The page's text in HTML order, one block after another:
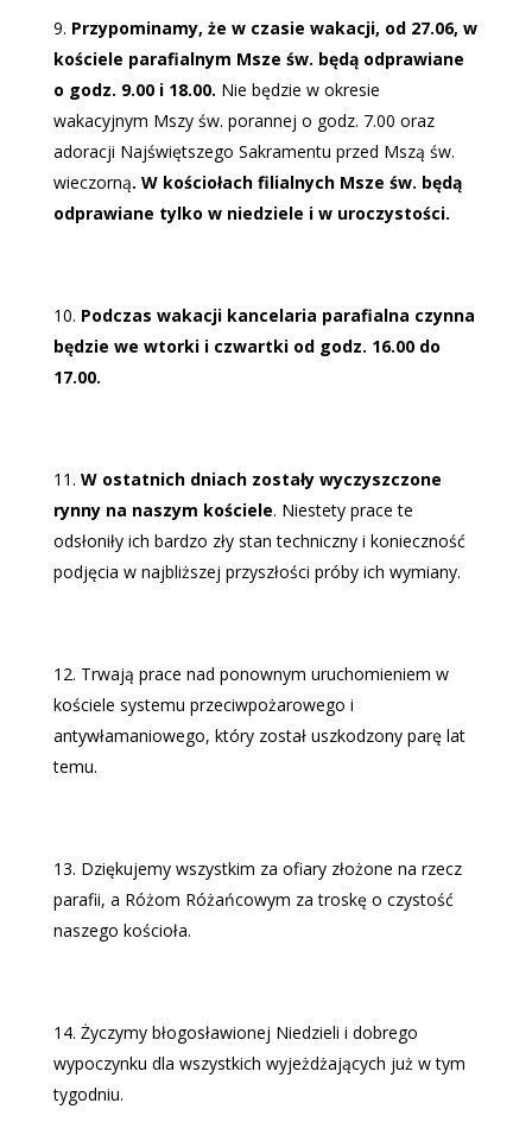
Przypominamy, że w czasie wakacji, od 27.06, w
kościele parafialnym Msze św. będą odprawiane
o godz. 9.00 i 18.00. Nie będzie w okresie
wakacyjnym Mszy św. porannej o godz. 7.00 oraz
adoracji Najświętszego Sakramentu przed Mszą św.
wieczorną. W kościołach filialnych Msze św. będą
odprawiane tylko w niedziele i w uroczystości.
Podczas wakacji kancelaria parafialna czynna
będzie we wtorki i czwartki od godz. 16.00 do
17.00.
W ostatnich dniach zostały wyczyszczone
rynny na naszym kościele. Niestety prace te
odsłoniły ich bardzo zły stan techniczny i konieczność
podjęcia w najbliższej przyszłości próby ich wymiany.
Trwają prace nad ponownym uruchomieniem w
kościele systemu przeciwpożarowego i
antywłamaniowego, który został uszkodzony parę lat
temu.
Dziękujemy wszystkim za ofiary złożone na rzecz
parafii, a Różom Różańcowym za troskę o czystość
naszego kościoła.
Życzymy błogosławionej Niedzieli i dobrego
wypoczynku dla wszystkich wyjeżdżających już w tym
tygodniu.